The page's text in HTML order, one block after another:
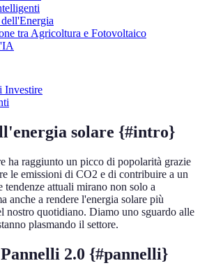
tra Agricoltura e Fotovoltaico
Investire
solare {#intro}
ha raggiunto un picco di popolarità grazie
le emissioni di CO2 e di contribuire a un
attuali mirano non solo a
anche a rendere l'energia solare più
nostro quotidiano. Diamo uno sguardo alle
plasmando il settore.
2.0 {#pannelli}